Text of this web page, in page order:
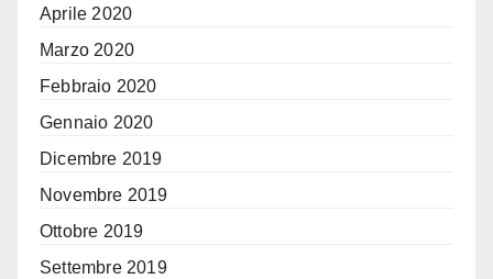
Aprile 2020
Marzo 2020
Febbraio 2020
Gennaio 2020
Dicembre 2019
Novembre 2019
Ottobre 2019
Settembre 2019